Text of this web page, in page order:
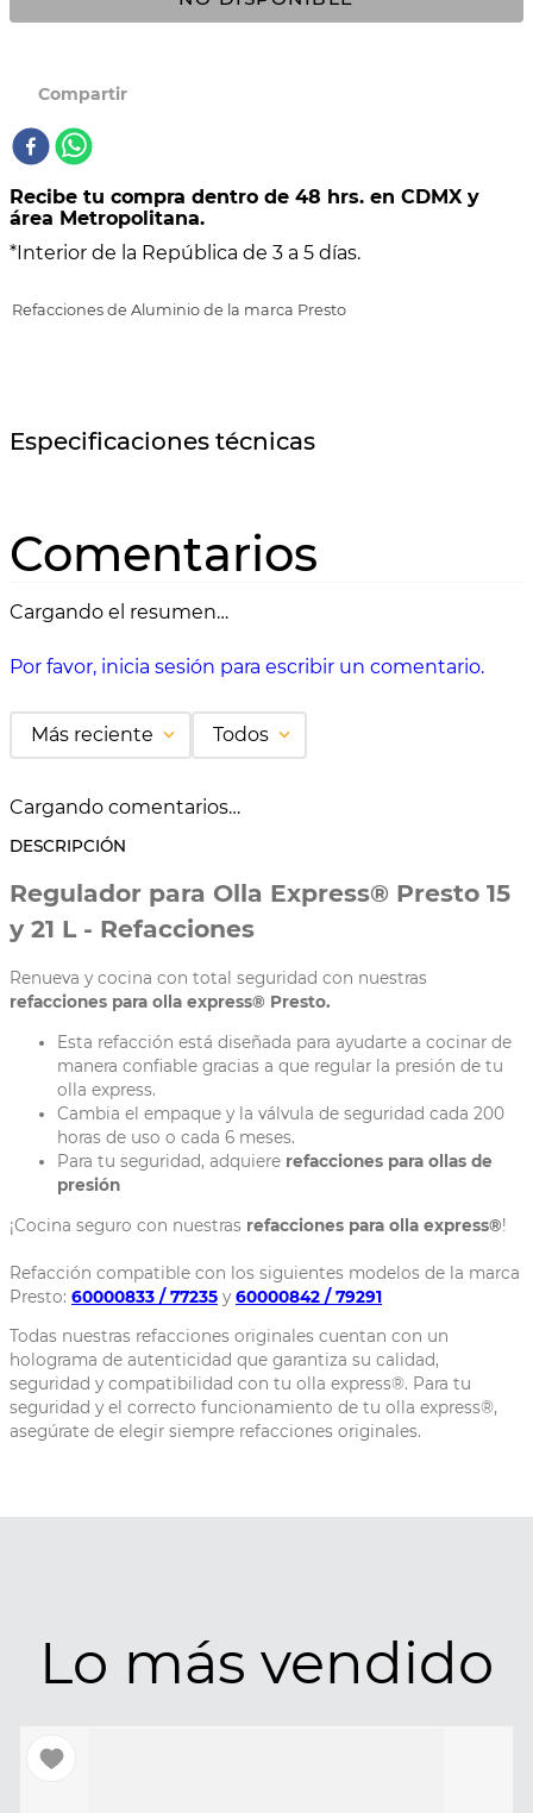
Recibe tu compra dentro de 48 hrs. en CDMX y
área Metropolitana.
*Interior de la República de 3 a 5 días.
Refacciones de Aluminio de la marca Presto
Especificaciones técnicas
Comentarios
Cargando el resumen…
Por favor, inicia sesión para escribir un comentario.
Más reciente Todos
Cargando comentarios…
DESCRIPCIÓN
Regulador para Olla Express® Presto 15
y 21 L - Refacciones
Renueva y cocina con total seguridad con nuestras
refacciones para olla express® Presto.
Esta refacción está diseñada para ayudarte a cocinar de
manera confiable gracias a que regular la presión de tu
olla express.
Cambia el empaque y la válvula de seguridad cada 200
horas de uso o cada 6 meses.
Para tu seguridad, adquiere refacciones para ollas de
presión
¡Cocina seguro con nuestras refacciones para olla express®!
Refacción compatible con los siguientes modelos de la marca
Presto: 60000833 / 77235 y 60000842 / 79291
Todas nuestras refacciones originales cuentan con un
holograma de autenticidad que garantiza su calidad,
seguridad y compatibilidad con tu olla express®. Para tu
seguridad y el correcto funcionamiento de tu olla express®,
asegúrate de elegir siempre refacciones originales.
Lo más vendido